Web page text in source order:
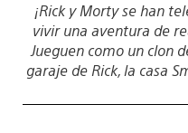
¡Rick y Morty se han
vivir una aventura de
Jueguen como un clon
garaje de Rick, la casa